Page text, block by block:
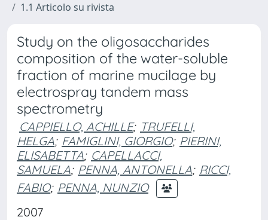
1.1 Articolo su rivista
Study on the oligosaccharides
composition of the water-soluble
fraction of marine mucilage by
electrospray tandem mass
spectrometry
CAPPIELLO, ACHILLE; TRUFELLI,
HELGA; FAMIGLINI, GIORGIO; PIERINI,
ELISABETTA; CAPELLACCI,
SAMUELA; PENNA, ANTONELLA; RICCI,
FABIO; PENNA, NUNZIO
2007